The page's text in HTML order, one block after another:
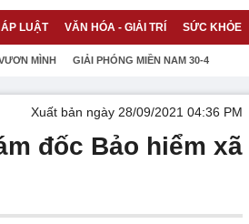
LUẬT VĂN HÓA - GIẢI TRÍ SỨC KHỎE
MÌNH GIẢI PHÓNG MIỀN NAM 30-4
Xuất bản ngày 28/09/2021 04:36 PM
đốc Bảo hiểm xã